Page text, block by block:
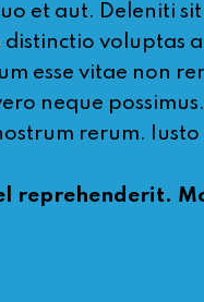
et aut. Deleniti
voluptas
esse vitae non
neque
rerum.
reprehenderit.